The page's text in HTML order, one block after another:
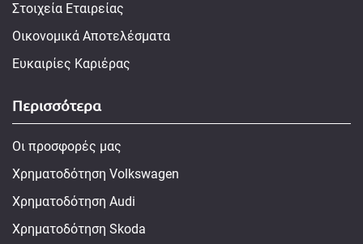
Στοιχεία Εταιρείας
Οικονομικά Αποτελέσματα
Ευκαιρίες Καριέρας
Περισσότερα
Οι προσφορές μας
Χρηματοδότηση Volkswagen
Χρηματοδότηση Audi
Χρηματοδότηση Skoda